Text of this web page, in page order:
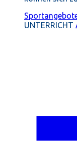
UNTERRICHT